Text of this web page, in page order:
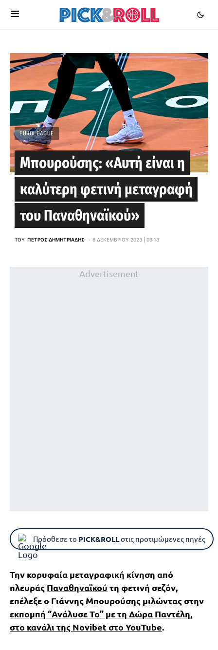
EUROLEAGUE
Μπουρούσης: «Αυτή είναι η
καλύτερη φετινή μεταγραφή
του Παναθηναϊκού»
ΤΟΥ ΠΈΤΡΟΣ ΔΗΜΗΤΡΙΆΔΗΣ 6 ΔΕΚΕΜΒΡΊΟΥ 2023 | 09:13
Advertisement
Πρόσθεσε το PICK&ROLLστις προτιμώμενες πηγές
Την κορυφαία μεταγραφική κίνηση από
πλευράς Παναθηναϊκού τη φετινή σεζόν,
επέλεξε ο Γιάννης Μπουρούσης μιλώντας στην
εκπομπή “Ανάλυσε Το” με τη Δώρα Παντέλη,
στο κανάλι της Novibet στο YouTube.